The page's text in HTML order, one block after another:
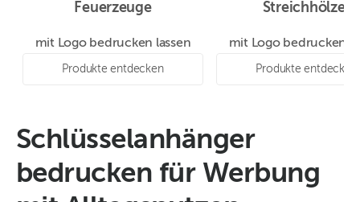
Feuerzeuge
mit Logo bedrucken lassen
Produkte entdecken
Streichhölzer
mit Logo bedrucken
Produkte entdecken
Schlüsselanhänger
bedrucken für Werbung